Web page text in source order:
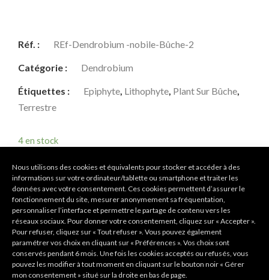
Nous utilisons des cookies et équivalents pour stocker et accéder à des
informations sur votre ordinateur/tablette ou smartphone et traiter les
données avec votre consentement. Ces cookies permettent d’assurer le
fonctionnement du site, mesurer anonymement sa fréquentation,
personnaliser l’interface et permettre le partage de contenu vers les
réseaux sociaux. Pour donner votre consentement, cliquez sur « Accepter ».
Pour refuser, cliquez sur « Tout refuser ». Vous pouvez également
paramétrer vos choix en cliquant sur « Préférences ». Vos choix sont
conservés pendant 6 mois. Une fois les cookies acceptés ou refusés, vous
pouvez les modifier à tout moment en cliquant sur le bouton noir « Gérer
mon consentement » situé sur la droite en bas de page.
Réf. : REf-Dendrobium -nobile-Bûche-2
Catégorie : Dendrobium
Étiquettes : Epiphyte, Lithophyte, Plant Sur Bûche,
Terrestre
4 en stock
- + AJOUTER AU PANIER
COMPARER
Share: